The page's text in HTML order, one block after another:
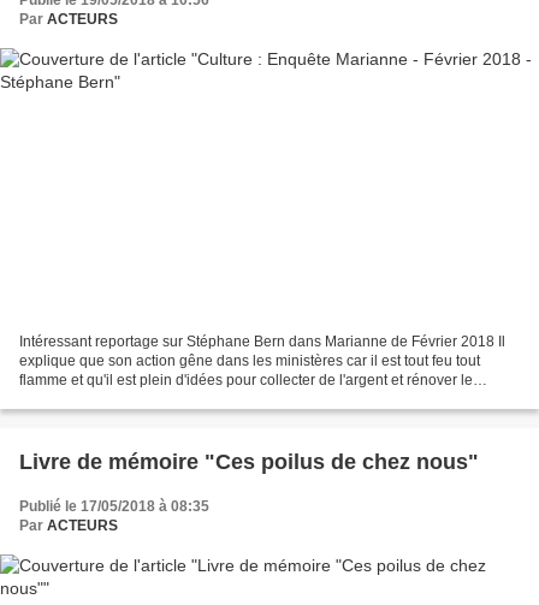
Par ACTEURS
Intéressant reportage sur Stéphane Bern dans Marianne de Février 2018 Il
explique que son action gêne dans les ministères car il est tout feu tout
flamme et qu'il est plein d'idées pour collecter de l'argent et rénover le
Livre de mémoire "Ces poilus de chez nous"
Publié le 17/05/2018 à 08:35
Par ACTEURS